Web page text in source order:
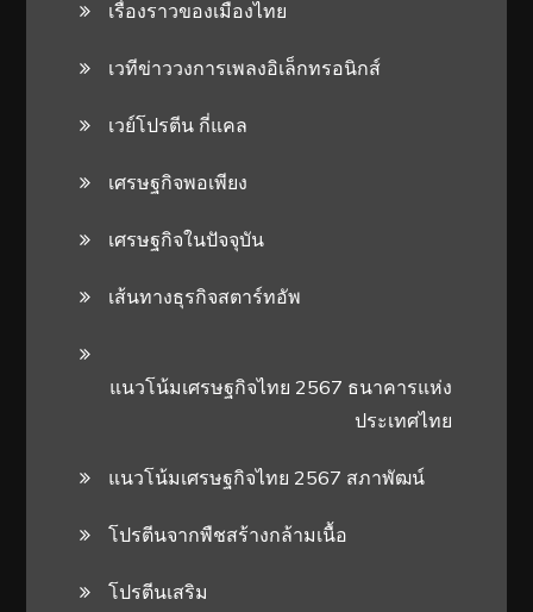
เรื่องราวของเมืองไทย
เวทีข่าววงการเพลงอิเล็กทรอนิกส์
เวย์โปรตีน กี่แคล
เศรษฐกิจพอเพียง
เศรษฐกิจในปัจจุบัน
เส้นทางธุรกิจสตาร์ทอัพ
แนวโน้มเศรษฐกิจไทย 2567 ธนาคารแห่ง
ประเทศไทย
แนวโน้มเศรษฐกิจไทย 2567 สภาพัฒน์
โปรตีนจากพืชสร้างกล้ามเนื้อ
โปรตีนเสริม